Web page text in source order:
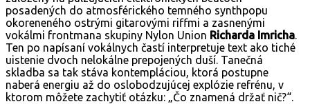
posadených do atmosférického temného synthpopu
okoreneného ostrými gitarovými riffmi a zasnenými
vokálmi frontmana skupiny Nylon Union Richarda Imricha.
Ten po napísaní vokálnych častí interpretuje text ako tiché
uistenie dvoch nelokálne prepojených duší. Tanečná
skladba sa tak stáva kontempláciou, ktorá postupne
naberá energiu až do oslobodzujúcej explózie refrénu, v
ktorom môžete zachytiť otázku: „Čo znamená držať nič?“.